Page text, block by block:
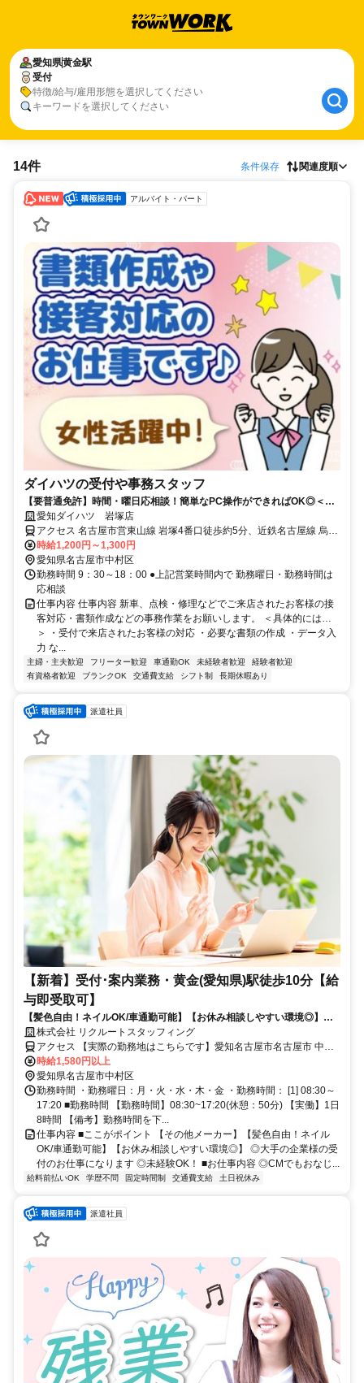
愛知県黄金駅
受付
特徴/給与/雇用形態を選択してください
キーワードを選択してください
14件 条件保存 関連度順
アルバイト・パート
ダイハツの受付や事務スタッフ
【要普通免許】時間・曜日応相談！簡単なPC操作ができればOK◎＜長
期休暇有＞
愛知ダイハツ 岩塚店
アクセス 名古屋市営東山線 岩塚4番口徒歩約5分、近鉄名古屋線 烏森
西口徒歩約10分、近鉄名古屋線 黄金（愛知県）徒歩約15分 地下鉄
「岩塚駅」から徒歩5分
時給1,200円～1,300円
愛知県名古屋市中村区
勤務時間 9：30～18：00 ●上記営業時間内で 勤務曜日・勤務時間は
応相談
仕事内容 仕事内容 新車、点検・修理などでご来店されたお客様の接
客対応・書類作成などの事務作業をお願いします。 ＜具体的には…
＞ ・受付で来店されたお客様の対応 ・必要な書類の作成 ・データ入
力 な...
主婦・主夫歓迎 フリーター歓迎 車通勤OK 未経験者歓迎
経験者歓迎
有資格者歓迎
ブランクOK 交通費支給 シフト制 長期休暇あり
派遣社員
【新着】受付･案内業務・黄金(愛知県)駅徒歩10分【給
与即受取可】
【髪色自由！ネイルOK/車通勤可能】【お休み相談しやすい環境◎】◎
大手の企業様の受付のお仕事になります
株式会社 リクルートスタッフィング
アクセス 【実際の勤務地はこちらです】愛知名古屋市名古屋市 中川
区黄金(愛知県)駅徒歩10分ささしまライブ駅徒歩23分
時給1,580円以上
愛知県名古屋市中村区
勤務時間 ・勤務曜日：月・火・水・木・金 ・勤務時間： [1] 08:30～
17:20 ■勤務時間 【勤務時間】08:30~17:20(休憩：50分) 【実働】1日
8時間 【備考】勤務時間を下...
仕事内容 ■ここがポイント 【その他メーカー】【髪色自由！ネイル
OK/車通勤可能】【お休み相談しやすい環境◎】 ◎大手の企業様の受
付のお仕事になります ◎未経験OK！ ■お仕事内容 ◎CMでもおなじ...
給料前払いOK 学歴不問 固定時間制 交通費支給 土日祝休み
派遣社員